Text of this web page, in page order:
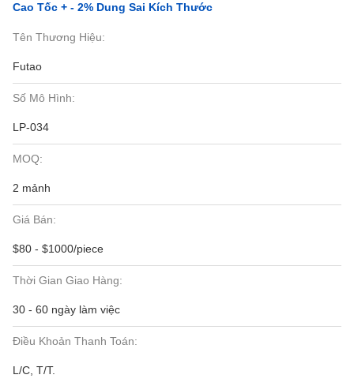
Cao Tốc + - 2% Dung Sai Kích Thước
Tên Thương Hiệu:
Futao
Số Mô Hình:
LP-034
MOQ:
2 mảnh
Giá Bán:
$80 - $1000/piece
Thời Gian Giao Hàng:
30 - 60 ngày làm việc
Điều Khoản Thanh Toán:
L/C, T/T.